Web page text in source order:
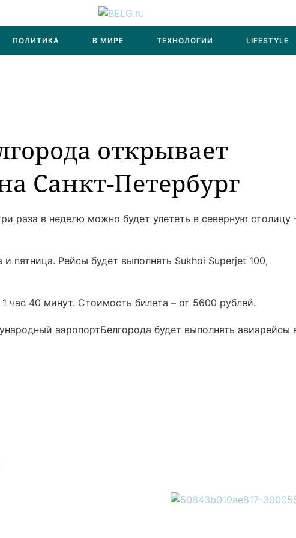
ПОЛИТИКА В МИРЕ ТЕХНОЛОГИИ LIFESTYLE
открывает
Санкт-Петербург
раза в неделю можно будет улететь в северную столицу
пятница. Рейсы будет выполнять Sukhoi Superjet 100,
час 40 минут. Стоимость билета – от 5600 рублей.
аэропортБелгорода будет выполнять авиарейсы